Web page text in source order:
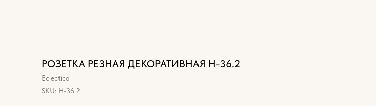
РОЗЕТКА РЕЗНАЯ ДЕКОРАТИВНАЯ Н-36.2
Eclectica
SKU: Н-36.2